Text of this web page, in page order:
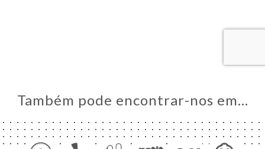
Também pode encontrar-nos em…